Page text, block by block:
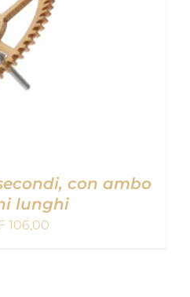
con ambo
lunghi
106,00